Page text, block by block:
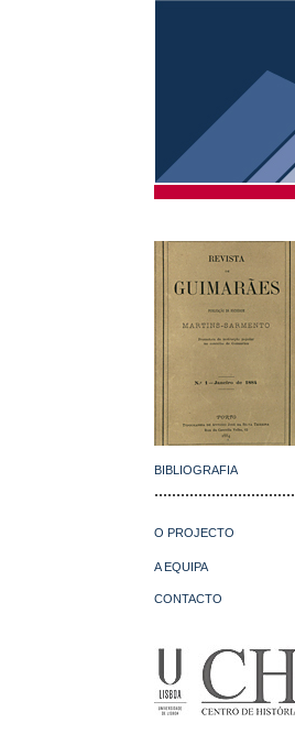
BIBLIOGRAFIA
................................
O PROJECTO
A EQUIPA
CONTACTO